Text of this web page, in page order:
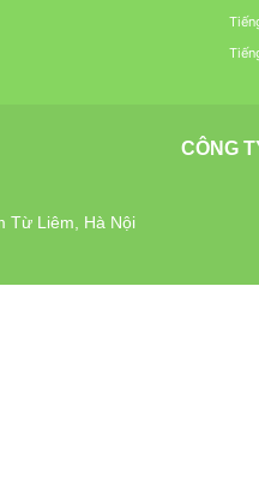
CÔNG
Từ Liêm, Hà Nội